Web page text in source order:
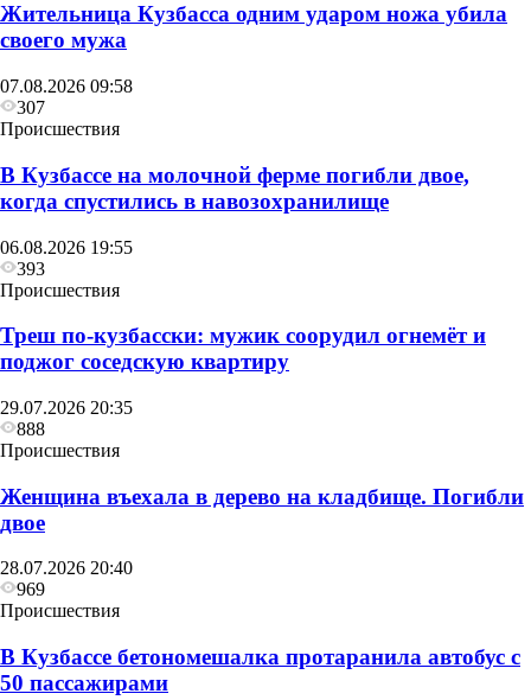
Жительница Кузбасса одним ударом ножа убила
своего мужа
07.08.2026 09:58
307
Происшествия
В Кузбассе на молочной ферме погибли двое,
когда спустились в навозохранилище
06.08.2026 19:55
393
Происшествия
Треш по-кузбасски: мужик соорудил огнемёт и
поджог соседскую квартиру
29.07.2026 20:35
888
Происшествия
Женщина въехала в дерево на кладбище. Погибли
двое
28.07.2026 20:40
969
Происшествия
В Кузбассе бетономешалка протаранила автобус с
50 пассажирами